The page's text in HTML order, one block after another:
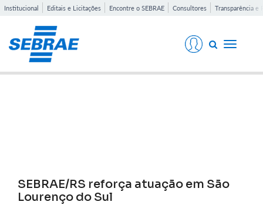
Institucional Editais e Licitações Encontre o SEBRAE Consultores Transparência e
Toggle
SEBRAE/RS reforça atuação em São
Lourenço do Sul